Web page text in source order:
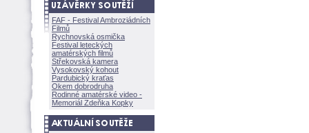
FAF - Festival Ambroziádních
Filmů
Rychnovská osmička
Festival leteckých
amatérských filmů
Střekovská kamera
Vysokovský kohout
Pardubický kraťas
Okem dobrodruha
Rodinné amatérské video -
Memoriál Zdeňka Kopky